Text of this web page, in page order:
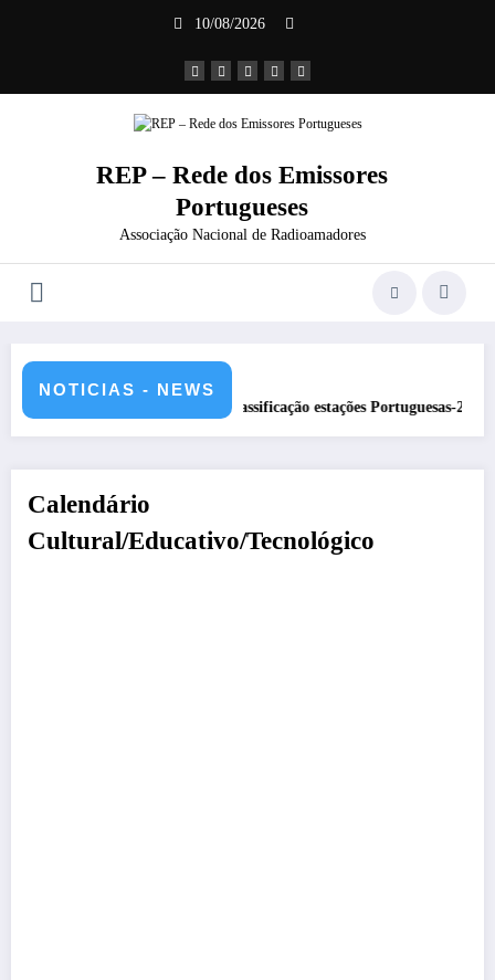
10/08/2026
REP – Rede dos Emissores
Portugueses
Associação Nacional de Radioamadores
NOTICIAS - NEWS
DXCC – Classificação estações Portuguesas-2026 REP
Calendário
Cultural/Educativo/Tecnológico